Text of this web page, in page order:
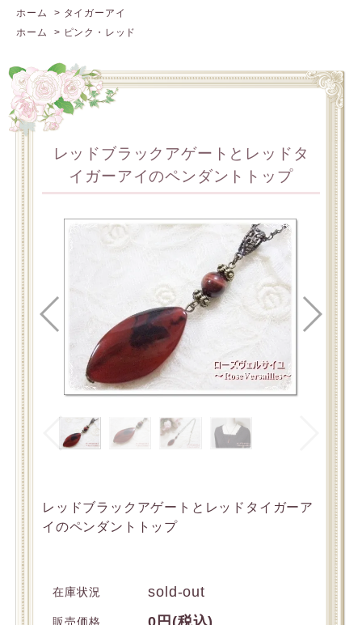
ホーム
> タイガーアイ
ホーム
> ピンク・レッド
レッドブラックアゲートとレッドタ
イガーアイのペンダントトップ
レッドブラックアゲートとレッドタイガーア
イのペンダントトップ
在庫状況 sold-out
販売価格 0円(税込)